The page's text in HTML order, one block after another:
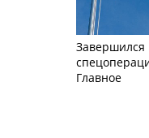
Завершился
Главное